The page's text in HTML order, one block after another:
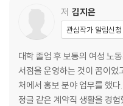
2장 노동자 김지은
나, 김지은
‘정알못’ 노동자
대통령을 만드는 곳
첫 여성 수행비서가 되다
저 김지은
관심작가 알림신청
대학 졸업 후 보통의 여성 노
서점을 운영하는 것이 꿈이었
처에서 홍보 분야 업무를 했
정글 같은 계약직 생활을 경